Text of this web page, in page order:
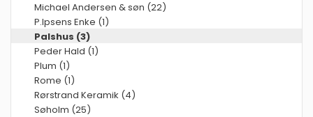
Michael Andersen & søn (22)
P.Ipsens Enke (1)
Palshus (3)
Peder Hald (1)
Plum (1)
Rome (1)
Rørstrand Keramik (4)
Søholm (25)